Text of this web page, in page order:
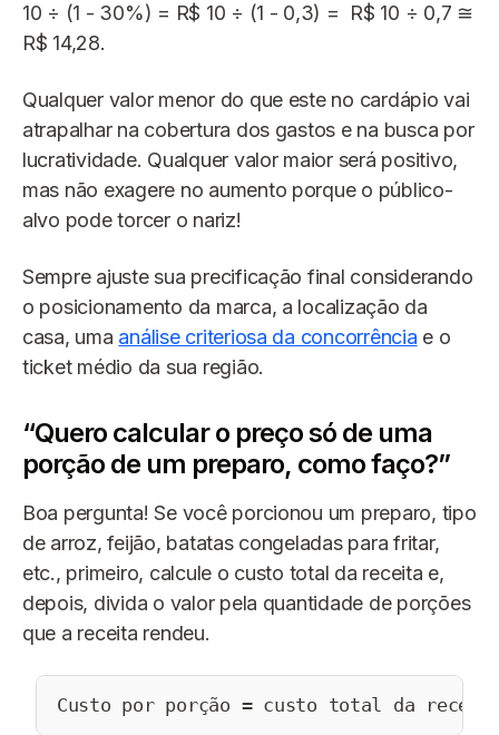
10 ÷ (1 - 30%) = R$ 10 ÷ (1 - 0,3) = R$ 10 ÷ 0,7 ≅
R$ 14,28.
Qualquer valor menor do que este no cardápio vai
atrapalhar na cobertura dos gastos e na busca por
lucratividade. Qualquer valor maior será positivo,
mas não exagere no aumento porque o público-
alvo pode torcer o nariz!
Sempre ajuste sua precificação final considerando
o posicionamento da marca, a localização da
casa, uma análise criteriosa da concorrência e o
ticket médio da sua região.
“Quero calcular o preço só de uma
porção de um preparo, como faço?”
Boa pergunta! Se você porcionou um preparo, tipo
de arroz, feijão, batatas congeladas para fritar,
etc., primeiro, calcule o custo total da receita e,
depois, divida o valor pela quantidade de porções
que a receita rendeu.
Custo por porção = custo total da